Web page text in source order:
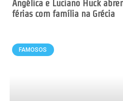
Angélica e Luciano Huck
férias com família na Grécia
FAMOSOS